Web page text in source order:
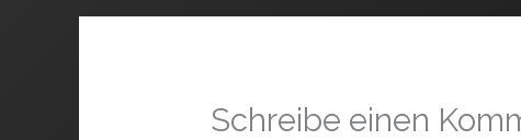
Schreibe einen